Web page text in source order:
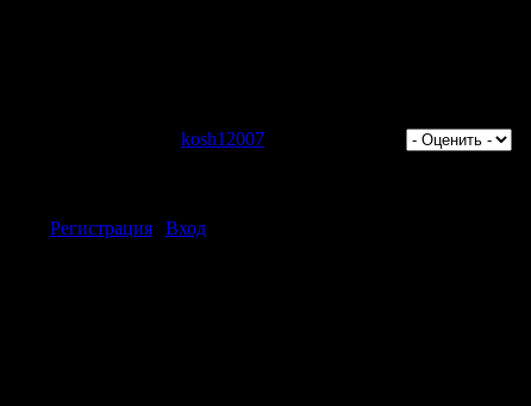
kosh12007
Регистрация| Вход]